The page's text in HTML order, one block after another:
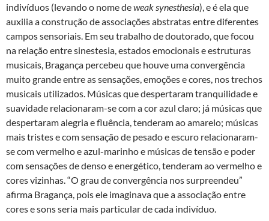
indivíduos (levando o nome deweak synesthesia), e é ela que
auxilia a construção de associações abstratas entre diferentes
campos sensoriais. Em seu trabalho de doutorado, que focou
na relação entre sinestesia, estados emocionais e estruturas
musicais, Bragança percebeu que houve uma convergência
muito grande entre as sensações, emoções e cores, nos trechos
musicais utilizados. Músicas que despertaram tranquilidade e
suavidade relacionaram-se com a cor azul claro; já músicas que
despertaram alegria e fluência, tenderam ao amarelo; músicas
mais tristes e com sensação de pesado e escuro relacionaram-
se com vermelho e azul-marinho e músicas de tensão e poder
com sensações de denso e energético, tenderam ao vermelho e
cores vizinhas. “O grau de convergência nos surpreendeu”
afirma Bragança, pois ele imaginava que a associação entre
cores e sons seria mais particular de cada indivíduo.